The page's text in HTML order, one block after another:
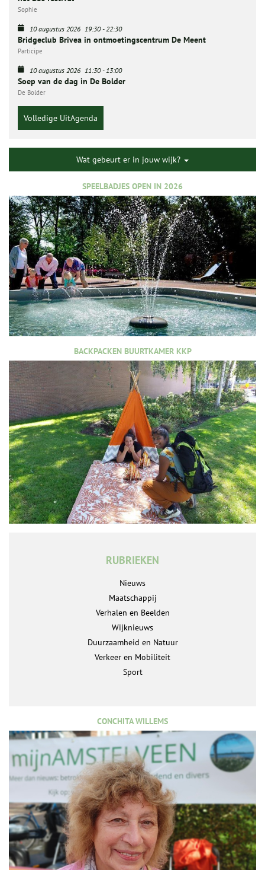
Sophie
10 augustus 2026 19:30-22:30
Bridgeclub Brivea in ontmoetingscentrum De Meent
Participe
10 augustus 2026 11:30-13:00
Soep van de dag in De Bolder
De Bolder
Volledige UitAgenda
Wat gebeurt er in jouw wijk?
SPEELBADJES OPEN IN 2026
BACKPACKEN BUURTKAMER KKP
RUBRIEKEN
Nieuws
Maatschappij
Verhalen en Beelden
Wijknieuws
Duurzaamheid en Natuur
Verkeer en Mobiliteit
Sport
CONCHITA WILLEMS